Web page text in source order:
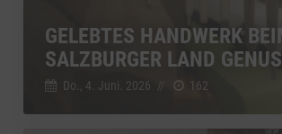
GELEBTES HANDWERK
SALZBURGER LAND
Do., 4. Juni. 2026 // 162